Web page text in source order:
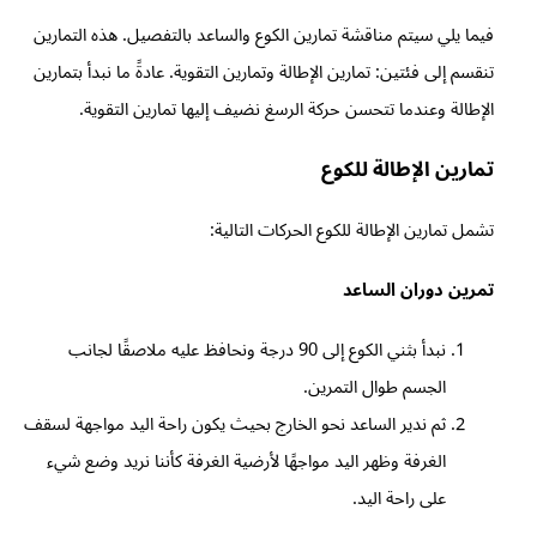
فيما يلي سيتم مناقشة تمارين الكوع والساعد بالتفصيل. هذه التمارين
تنقسم إلى فئتين: تمارين الإطالة وتمارين التقوية. عادةً ما نبدأ بتمارين
الإطالة وعندما تتحسن حركة الرسغ نضيف إليها تمارين التقوية.
تمارين الإطالة للكوع
تشمل تمارين الإطالة للكوع الحركات التالية:
تمرين دوران الساعد
نبدأ بثني الكوع إلى 90 درجة ونحافظ عليه ملاصقًا لجانب
الجسم طوال التمرين.
ثم ندير الساعد نحو الخارج بحيث يكون راحة اليد مواجهة لسقف
الغرفة وظهر اليد مواجهًا لأرضية الغرفة كأننا نريد وضع شيء
على راحة اليد.